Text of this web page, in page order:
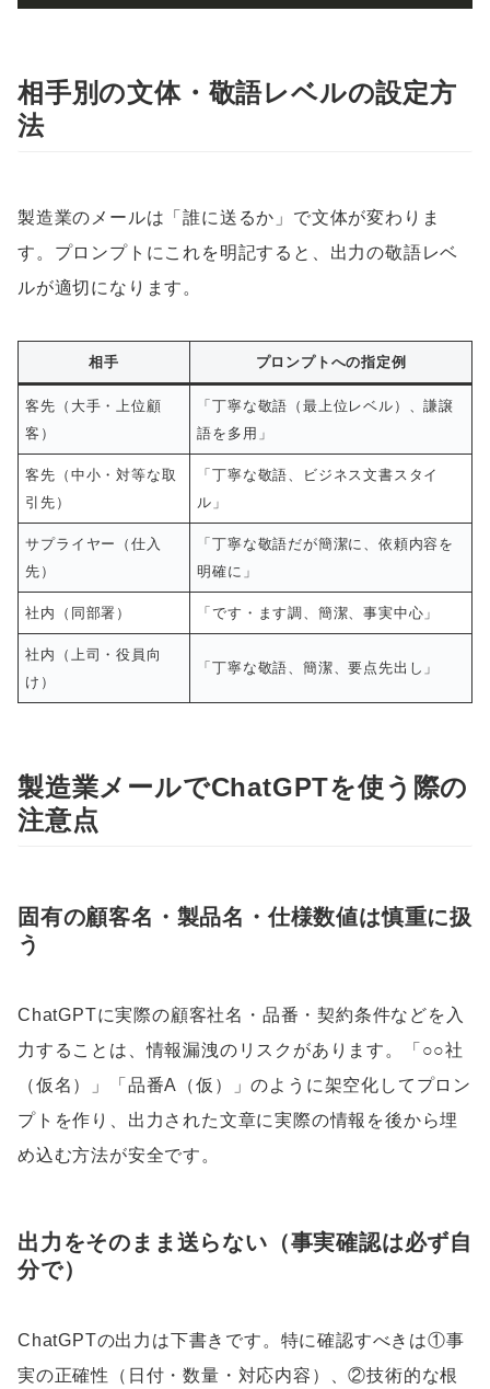
相手別の文体・敬語レベルの設定方
法
製造業のメールは「誰に送るか」で文体が変わりま
す。プロンプトにこれを明記すると、出力の敬語レベ
ルが適切になります。
相手 プロンプトへの指定例
客先（大手・上位顧
客）
「丁寧な敬語（最上位レベル）、謙譲
語を多用」
客先（中小・対等な取
引先）
「丁寧な敬語、ビジネス文書スタイ
ル」
サプライヤー（仕入
先）
「丁寧な敬語だが簡潔に、依頼内容を
明確に」
社内（同部署） 「です・ます調、簡潔、事実中心」
社内（上司・役員向
け）
「丁寧な敬語、簡潔、要点先出し」
製造業メールでChatGPTを使う際の
注意点
固有の顧客名・製品名・仕様数値は慎重に扱
う
ChatGPTに実際の顧客社名・品番・契約条件などを入
力することは、情報漏洩のリスクがあります。「○○社
（仮名）」「品番A（仮）」のように架空化してプロン
プトを作り、出力された文章に実際の情報を後から埋
め込む方法が安全です。
出力をそのまま送らない（事実確認は必ず自
分で）
ChatGPTの出力は下書きです。特に確認すべきは①事
実の正確性（日付・数量・対応内容）、②技術的な根